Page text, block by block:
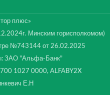
плюс»
Минским горисполкомом)
№743144 от 26.02.2025
ЗАО "Альфа-Банк"
1027 0000, ALFABY2X
Е.Н